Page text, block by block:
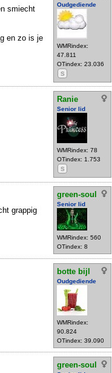
Oudgediende
WMRindex:
47.811
OTindex: 23.036
S
smiecht
en zo is je
Ranie
Senior lid
WMRindex: 78
OTindex: 1.753
S
green-soul
Senior lid
WMRindex: 560
OTindex: 8
grappig
botte bijl
Oudgediende
WMRindex:
90.824
OTindex: 39.090
green-soul